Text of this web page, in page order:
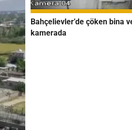
Bahçelievler’de çöken bina
kamerada